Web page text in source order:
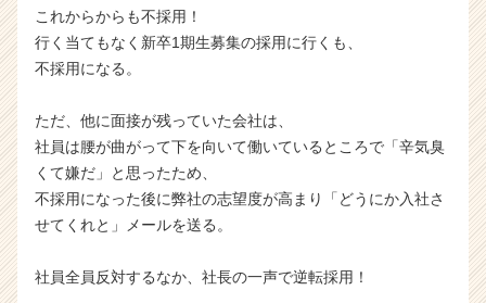
これからからも不採用！
行く当てもなく新卒1期生募集の採用に行くも、
不採用になる。
ただ、他に面接が残っていた会社は、
社員は腰が曲がって下を向いて働いているところで「辛気臭
くて嫌だ」と思ったため、
不採用になった後に弊社の志望度が高まり「どうにか入社さ
せてくれと」メールを送る。
社員全員反対するなか、社長の一声で逆転採用！